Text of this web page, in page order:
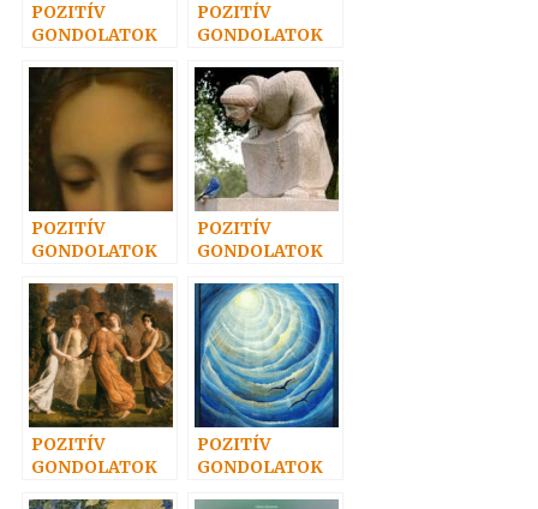
POZITÍV
GONDOLATOK
POZITÍV
GONDOLATOK
POZITÍV
GONDOLATOK
POZITÍV
GONDOLATOK
POZITÍV
GONDOLATOK
POZITÍV
GONDOLATOK